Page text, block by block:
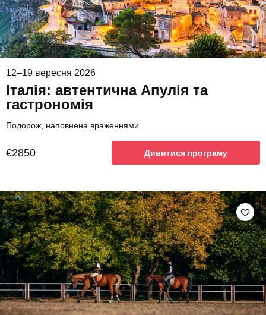
12–19 вересня 2026
Італія: автентична Апулія та
гастрономія
Подорож, наповнена враженнями
€2850 Дивитися програму